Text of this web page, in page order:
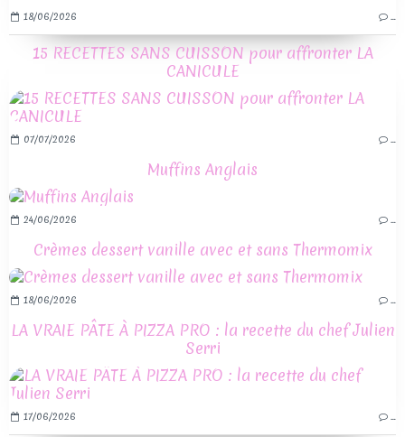
18/06/2026 …
15 RECETTES SANS CUISSON pour affronter LA
CANICULE
07/07/2026 …
Muffins Anglais
24/06/2026 …
Crèmes dessert vanille avec et sans Thermomix
18/06/2026 …
LA VRAIE PÂTE À PIZZA PRO : la recette du chef Julien
Serri
17/06/2026 …